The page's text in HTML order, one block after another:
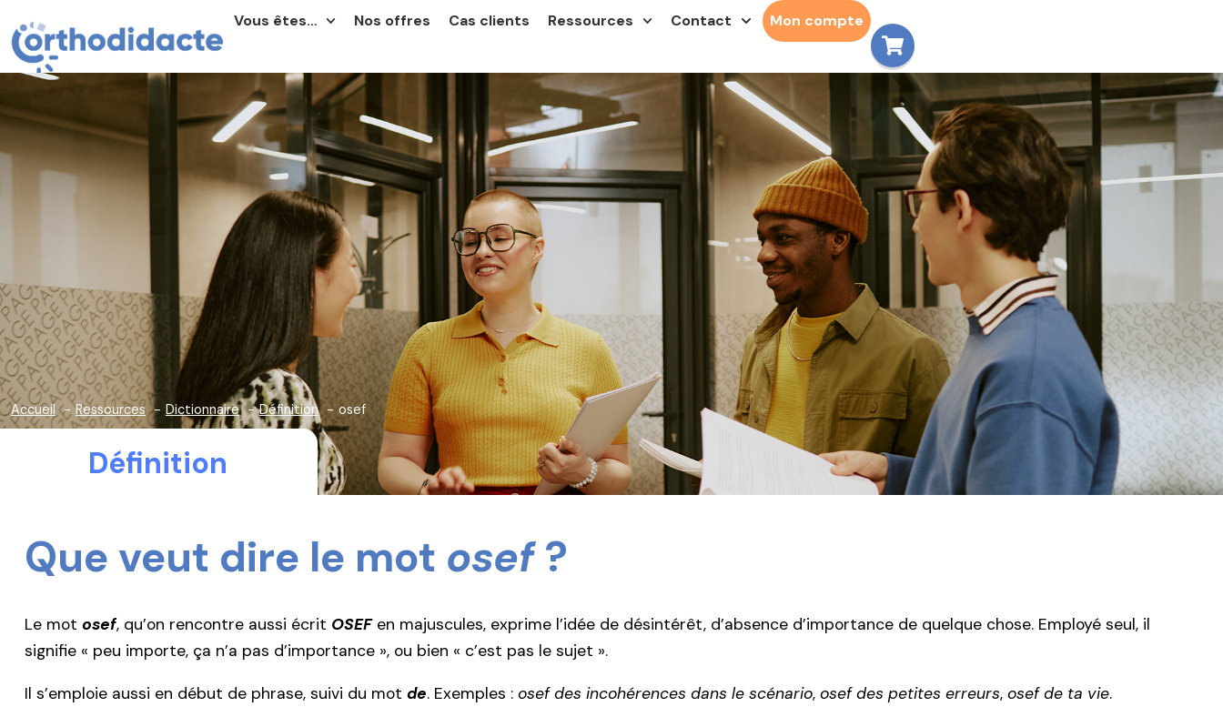
Vous êtes… Nos offres Cas clients Ressources Contact Mon compte
Accueil Ressources Dictionnaire Définition osef
Définition
Que veut dire le mot osef?
Le mot osef, qu’on rencontre aussi écrit OSEFen majuscules, exprime l’idée de désintérêt, d’absence d’importance de quelque chose. Employé seul, il
signifie « peu importe, ça n’a pas d’importance », ou bien « c’est pas le sujet ».
Il s’emploie aussi en début de phrase, suivi du mot de. Exemples : osef des incohérences dans le scénario, osef des petites erreurs, osef de ta vie.